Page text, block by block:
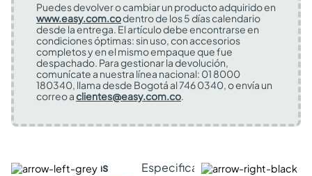
Puedes devolver o cambiar un producto adquirido en
www.easy.com.codentro de los 5 días calendario
desde la entrega. El artículo debe encontrarse en
condiciones óptimas: sin uso, con accesorios
completos y en el mismo empaque que fue
despachado. Para gestionar la devolución,
comunícate a nuestra línea nacional: 01 8000
180340, llama desde Bogotá al 746 0340, o envía un
correo aclientes@easy.com.co.
Características Especificaciones Técnicas